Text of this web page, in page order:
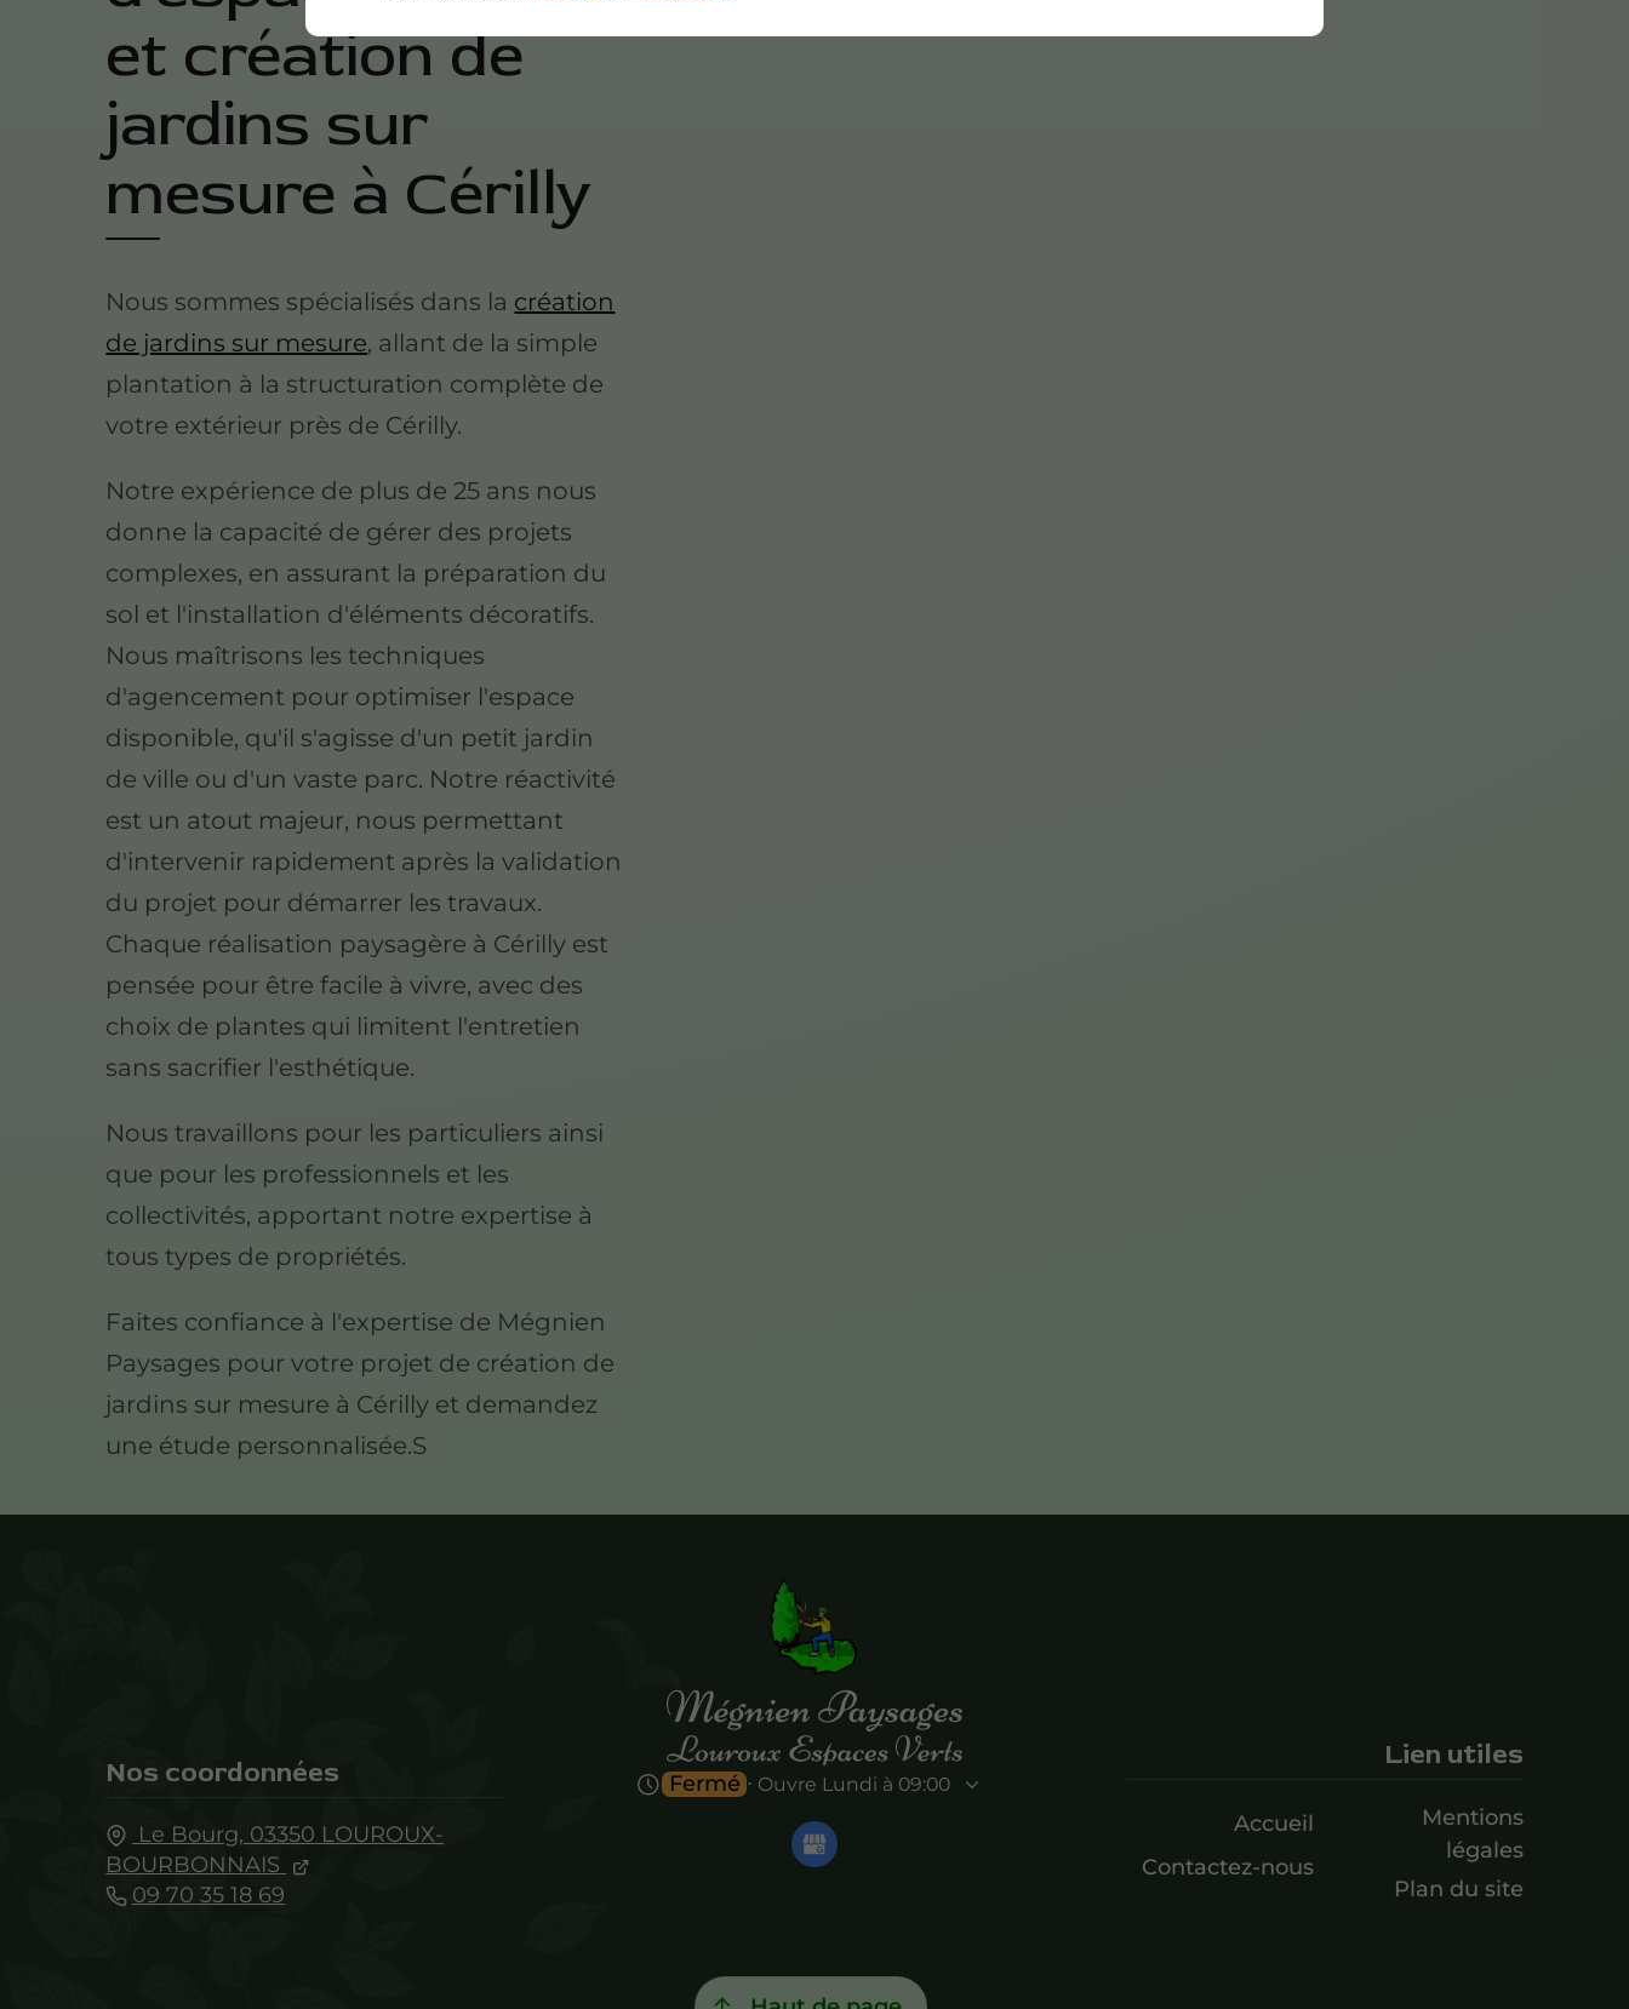
et création de
jardins sur
mesure à Cérilly
Nous sommes spécialisés dans la création
de jardins sur mesure, allant de la simple
plantation à la structuration complète de
votre extérieur près de Cérilly.
Notre expérience de plus de 25 ans nous
donne la capacité de gérer des projets
complexes, en assurant la préparation du
sol et l'installation d'éléments décoratifs.
Nous maîtrisons les techniques
d'agencement pour optimiser l'espace
disponible, qu'il s'agisse d'un petit jardin
de ville ou d'un vaste parc. Notre réactivité
est un atout majeur, nous permettant
d'intervenir rapidement après la validation
du projet pour démarrer les travaux.
Chaque réalisation paysagère à Cérilly est
pensée pour être facile à vivre, avec des
choix de plantes qui limitent l'entretien
sans sacrifier l'esthétique.
Nous travaillons pour les particuliers ainsi
que pour les professionnels et les
collectivités, apportant notre expertise à
tous types de propriétés.
Faites confiance à l'expertise de Mégnien
Paysages pour votre projet de création de
jardins sur mesure à Cérilly et demandez
une étude personnalisée.S
Nos coordonnées
Le Bourg, 03350 LOUROUX-
BOURBONNAIS
09 70 35 18 69
Fermé ⋅ Ouvre Lundi à 09:00
Lien utiles
Accueil
Contactez-nous
Mentions
légales
Plan du site